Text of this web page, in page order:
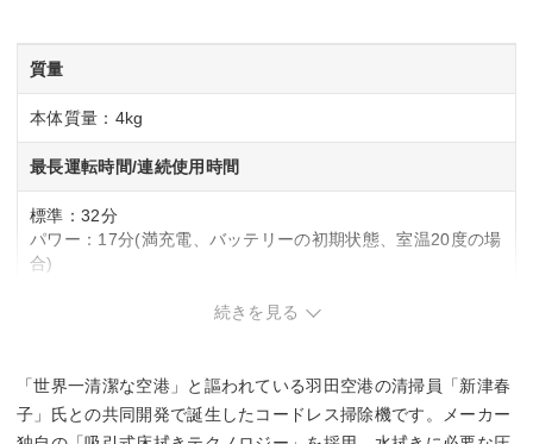
質量
本体質量：4kg
最長運転時間/連続使用時間
標準：32分
パワー：17分(満充電、バッテリーの初期状態、室温20度の場
合)
ダストケース丸洗い
続きを見る
「世界一清潔な空港」と謳われている羽田空港の清掃員「新津春
子」氏との共同開発で誕生したコードレス掃除機です。メーカー